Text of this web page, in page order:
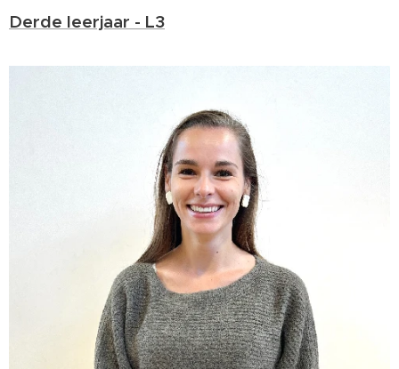
Derde leerjaar - L3